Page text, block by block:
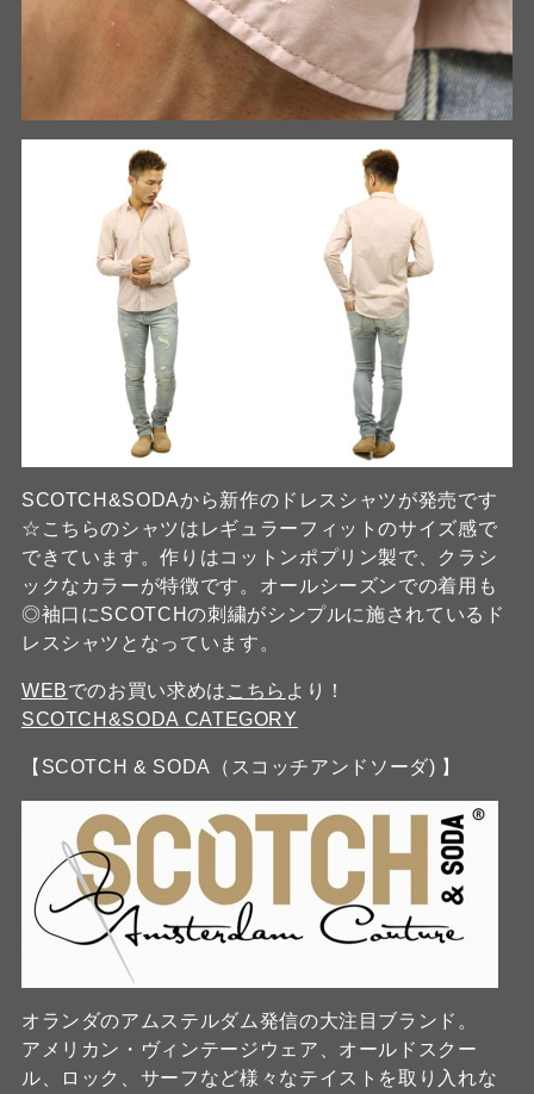
SCOTCH&SODAから新作のドレスシャツが発売です
☆こちらのシャツはレギュラーフィットのサイズ感で
できています。作りはコットンポプリン製で、クラシ
ックなカラーが特徴です。オールシーズンでの着用も
◎袖口にSCOTCHの刺繍がシンプルに施されているド
レスシャツとなっています。
WEBでのお買い求めは こちら より！
SCOTCH&SODA CATEGORY
【SCOTCH & SODA（スコッチアンドソーダ) 】
オランダのアムステルダム発信の大注目ブランド。
アメリカン・ヴィンテージウェア、オールドスクー
ル、ロック、サーフなど様々なテイストを取り入れな